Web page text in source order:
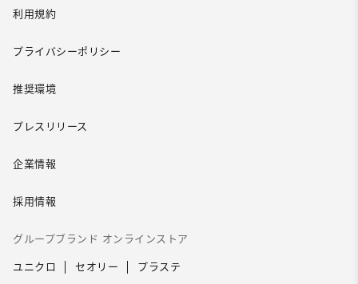
利用規約
プライバシーポリシー
推奨環境
プレスリリース
企業情報
採用情報
グループブランド オンラインストア
ユニクロ セオリー プラステ